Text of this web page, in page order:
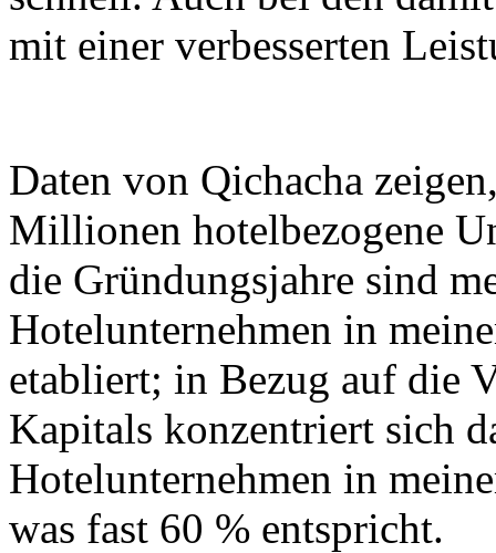
mit einer verbesserten
Daten von Qichacha
Millionen hotelbezogene
die Gründungsjahre sind
Hotelunternehmen in
etabliert; in Bezug auf die
Kapitals konzentriert sich
Hotelunternehmen in
was fast 60 % entspricht.